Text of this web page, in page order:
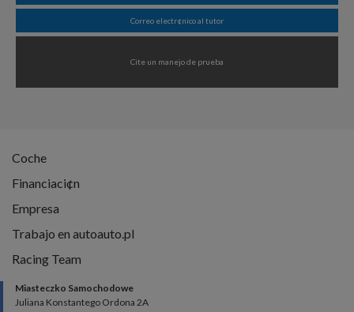
Correo electr¢nico al tutor
Cite un manejo de prueba
Coche
Financiaci¢n
Empresa
Trabajo en autoauto.pl
Racing Team
Miasteczko Samochodowe
Juliana Konstantego Ordona 2A